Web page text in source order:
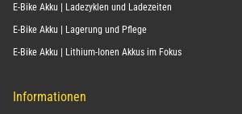
E-Bike Akku | Ladezyklen und Ladezeiten
E-Bike Akku | Lagerung und Pflege
E-Bike Akku | Lithium-Ionen Akkus im Fokus
Informationen